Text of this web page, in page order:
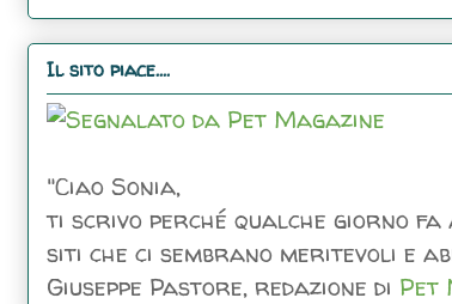
Il sito piace....
"Ciao Sonia,
ti scrivo perché qualche giorno fa
siti che ci sembrano meritevoli e
Giuseppe Pastore, redazione di Pet